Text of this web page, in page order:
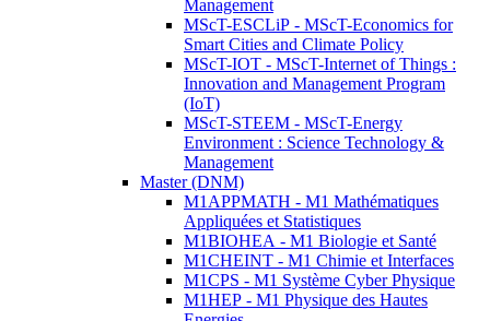
Management
MScT-ESCLiP - MScT-Economics for
Smart Cities and Climate Policy
MScT-IOT - MScT-Internet of Things :
Innovation and Management Program
(IoT)
MScT-STEEM - MScT-Energy
Environment : Science Technology &
Management
Master (DNM)
M1APPMATH - M1 Mathématiques
Appliquées et Statistiques
M1BIOHEA - M1 Biologie et Santé
M1CHEINT - M1 Chimie et Interfaces
M1CPS - M1 Système Cyber Physique
M1HEP - M1 Physique des Hautes